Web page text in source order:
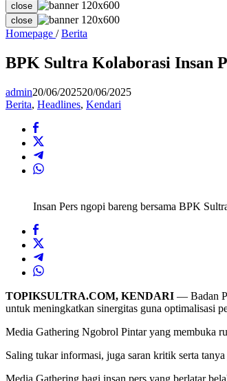
close
close
Homepage / Berita
Kolaborasi
Insan
Melalui
Media
BPK Sultra Kolaborasi Insan
admin20/06/202520/06/2025
Berita, Headlines, Kendari
Insan Pers ngopi bareng bersama BPK
TOPIKSULTRA.COM, KENDARI — Badan
untuk meningkatkan sinergitas guna optimalisasi
Media Gathering Ngobrol Pintar yang membuka
Saling tukar informasi, juga saran kritik serta